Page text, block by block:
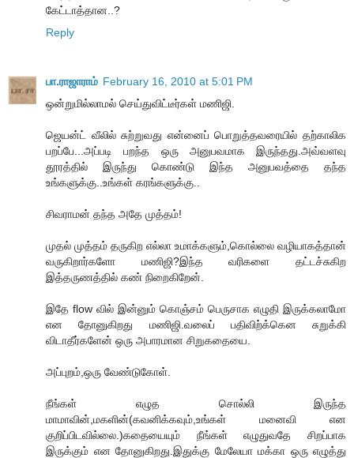
கேட்டாத்தான..?
Reply
பா.ராஜாராம் February 16, 2010 at 5:01 PM
ஒன்றுமில்லாமல் செய்துவிட்டீர்கள் மணிஜி.
ஜெயன்ட் வீலில் சுற்றுவது என்னைப் பொறுத்தவரையில் தற்காலிக
பறப்பே...அப்படி பறந்த ஒரு அனுபவமாக இருந்தது.அவ்வளவு
தூரத்தில் இருந்து கொண்டு இந்த அனுபவத்தை தந்த
உங்களுக்கு..உங்கள் கரங்களுக்கு..
சிவராமன் தந்த அதே முத்தம்!
முதல் முத்தம் தருகிற எல்லா உமாக்களும்,கொல்லை வழியாகத்தான்
வருகிறார்களோ மணிஜி?இந்த வரிகளை தட்டச்சுகிற
இத்தருணத்தில் கண் நிறைகிறேன்.
இதே flow வில் இன்னும் கொஞ்சம் பெருசாக எழுதி இருக்கலாமோ
என தோனுகிறது மணிஜி.வலைப் பதிவிற்க்கென சுறுக்கி
விடாதீர்களேன் ஒரு அபாரமான சிறுகதையை.
அப்புறம்,ஒரு வேண்டுகோள்.
நீங்கள் எழுத சொல்லி இருந்த
மாமாவின்,மகளின்(கவனிக்கவும்,உங்கள் மனைவி என
குறிப்பிடவில்லை.)கதையையும் நீங்கள் எழுதுவதே சிறப்பாக
இருக்கும் என தோனுகிறது.இதுக்கு மேலேயா மக்கா ஒரு எழுத்து